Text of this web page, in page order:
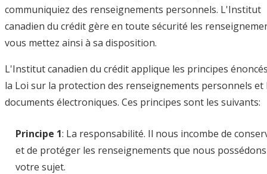
communiquiez des renseignements personnels. L'Institut
canadien du crédit gère en toute sécurité les
vous mettez ainsi à sa disposition.
L'Institut canadien du crédit applique les principes
la Loi sur la protection des renseignements personnels et
documents électroniques. Ces principes sont les suivants:
Principe 1: La responsabilité. Il nous incombe de
et de protéger les renseignements que nous
votre sujet.